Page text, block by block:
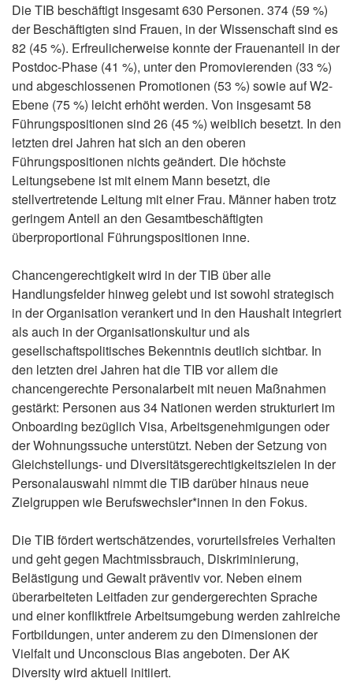
Die TIB beschäftigt insgesamt 630 Personen. 374 (59 %)
der Beschäftigten sind Frauen, in der Wissenschaft sind es
82 (45 %). Erfreulicherweise konnte der Frauenanteil in der
Postdoc-Phase (41 %), unter den Promovierenden (33 %)
und abgeschlossenen Promotionen (53 %) sowie auf W2-
Ebene (75 %) leicht erhöht werden. Von insgesamt 58
Führungspositionen sind 26 (45 %) weiblich besetzt. In den
letzten drei Jahren hat sich an den oberen
Führungspositionen nichts geändert. Die höchste
Leitungsebene ist mit einem Mann besetzt, die
stellvertretende Leitung mit einer Frau. Männer haben trotz
geringem Anteil an den Gesamtbeschäftigten
überproportional Führungspositionen inne.
Chancengerechtigkeit wird in der TIB über alle
Handlungsfelder hinweg gelebt und ist sowohl strategisch
in der Organisation verankert und in den Haushalt integriert
als auch in der Organisationskultur und als
gesellschaftspolitisches Bekenntnis deutlich sichtbar. In
den letzten drei Jahren hat die TIB vor allem die
chancengerechte Personalarbeit mit neuen Maßnahmen
gestärkt: Personen aus 34 Nationen werden strukturiert im
Onboarding bezüglich Visa, Arbeitsgenehmigungen oder
der Wohnungssuche unterstützt. Neben der Setzung von
Gleichstellungs- und Diversitätsgerechtigkeitszielen in der
Personalauswahl nimmt die TIB darüber hinaus neue
Zielgruppen wie Berufswechsler*innen in den Fokus.
Die TIB fördert wertschätzendes, vorurteilsfreies Verhalten
und geht gegen Machtmissbrauch, Diskriminierung,
Belästigung und Gewalt präventiv vor. Neben einem
überarbeiteten Leitfaden zur gendergerechten Sprache
und einer konfliktfreie Arbeitsumgebung werden zahlreiche
Fortbildungen, unter anderem zu den Dimensionen der
Vielfalt und Unconscious Bias angeboten. Der AK
Diversity wird aktuell initiiert.